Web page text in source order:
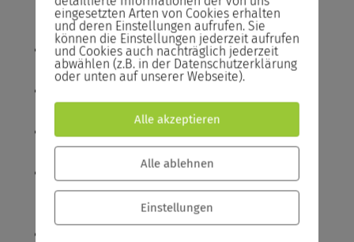
motherboards, RAM, CPU and power with
appropriate tools
Troubleshoot hard drives and RAID arrays with
appropriate tools
Troubleshoot wired and wireless networks with
appropriate tools
Troubleshoot and repair common mobile
device issues while adhering to the appropriate
eingesetzten Arten von Cookies erhalten
und deren Einstellungen aufrufen. Sie
können die Einstellungen jederzeit aufrufen
und Cookies auch nachträglich jederzeit
abwählen (z.B. in der Datenschutzerklärung
oder unten auf unserer Webseite).
Alle akzeptieren
Alle ablehnen
Einstellungen